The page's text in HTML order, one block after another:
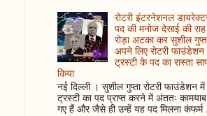
रोटरी इंटरनेशनल
पद की मनोज देसाई की
रोड़ा अटका कर सुशील
अपने लिए रोटरी फाउंडेशन
ट्रस्टी के पद का रास्ता
किया
नई दिल्ली । सुशील गुप्ता रोटरी फाउंडेशन में
ट्रस्टी का पद प्राप्त करने में अंततः कामयाब
गए हैं और जैसे ही उन्हें यह पद मिलना कंफर्म